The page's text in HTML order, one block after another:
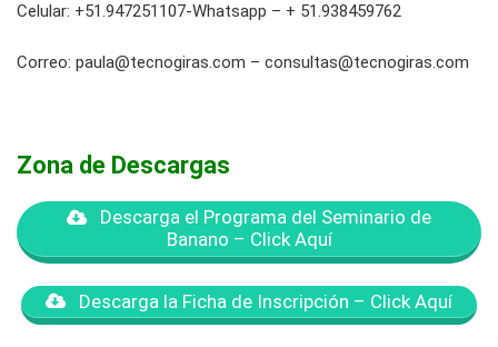
Celular: +51.947251107-Whatsapp – + 51.938459762
Correo: paula@tecnogiras.com – consultas@tecnogiras.com
Zona de Descargas
Descarga el Programa del Seminario de
Banano – Click Aquí
Descarga la Ficha de Inscripción – Click Aquí